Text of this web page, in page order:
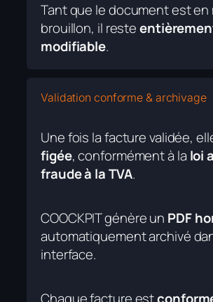
Tant que le document est en
brouillon, il reste
modifiable.
Validation conforme & archivage
Une fois la facture validée,
figée, conformément à la loi
fraude à la TVA.
COOCKPIT génère un PDF
automatiquement archivé
interface.